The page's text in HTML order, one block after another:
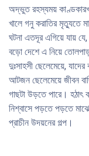
অদ্ভুত রহস্যময়
খালে গনু করাতির মৃত্যুতে
ঘটনা এতদূর এগিয়ে যায়
বড়ো দেশে এ নিয়ে
দুঃসাহসী ছেলেমেয়ে,
আটজন ছেলেমেয়ে জীবন
গাছটা উড়তে পারে। হঠাৎ
নিশ্বাসে পড়তে পড়তে
প্রাচীন উদয়নের গল্প।